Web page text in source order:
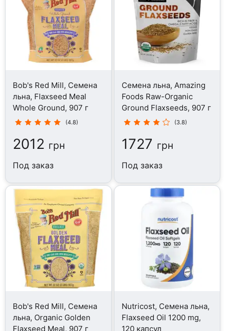
Bob's Red Mill, Семена
льна, Flaxseed Meal
Whole Ground, 907 г
(4.8)
2012 грн
Под заказ
Семена льна, Amazing
Foods Raw-Organic
Ground Flaxseeds, 907 г
(3.8)
1727 грн
Под заказ
Bob's Red Mill, Семена
льна, Organic Golden
Flaxseed Meal, 907 г
Nutricost, Семена льна,
Flaxseed Oil 1200 mg,
120 капсул